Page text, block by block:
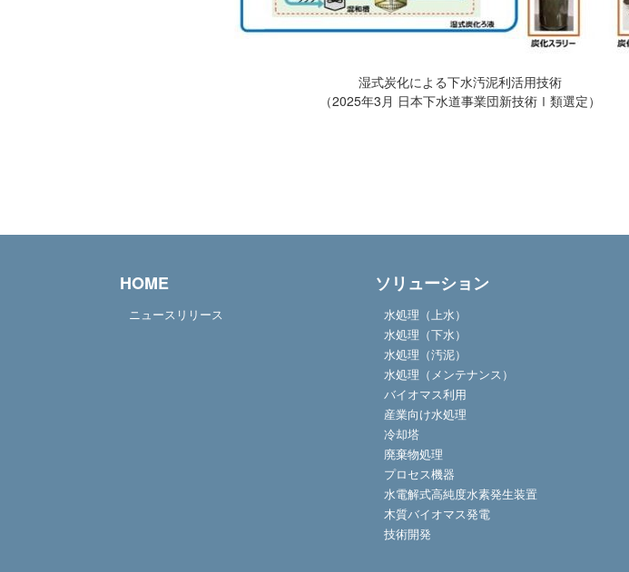
湿式炭化による下水汚泥利活用技術
（2025年3月 日本下水道事業団新技術Ⅰ類選定）
HOME
ニュースリリース
ソリューション
水処理（上水）
水処理（下水）
水処理（汚泥）
水処理（メンテナンス）
バイオマス利用
産業向け水処理
冷却塔
廃棄物処理
プロセス機器
水電解式高純度水素発生装置
木質バイオマス発電
技術開発